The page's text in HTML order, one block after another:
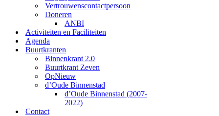
Vertrouwenscontactpersoon
Doneren
ANBI
Activiteiten en Faciliteiten
Agenda
Buurtkranten
Binnenkrant 2.0
Buurtkrant Zeven
OpNieuw
d’Oude Binnenstad
d’Oude Binnenstad (2007-
2022)
Contact